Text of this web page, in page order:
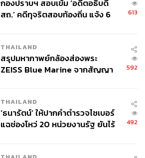
กองปราบฯ สอบเข้ม ‘อดีตอธิบดี
สถ.’ คดีทุจริตสอบท้องถิ่น แจ้ง 6
613
THAILAND
สรุปมหากาพย์กล้องส่องพระ
ZEISS Blue Marine จากสัญญา
จ่ายหนี้-แอบระบุแบรนด์
592
THAILAND
‘ธนารัตน์’ ให้ปากคำตำรวจไซเบอร์
แฉช่องโหว่ 20 หน่วยงานรัฐ ยันไร้
492